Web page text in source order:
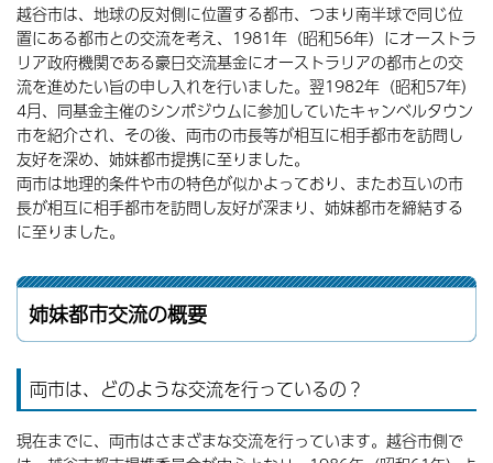
越谷市は、地球の反対側に位置する都市、つまり南半球で同じ位
置にある都市との交流を考え、1981年（昭和56年）にオーストラ
リア政府機関である豪日交流基金にオーストラリアの都市との交
流を進めたい旨の申し入れを行いました。翌1982年（昭和57年）
4月、同基金主催のシンポジウムに参加していたキャンベルタウン
市を紹介され、その後、両市の市長等が相互に相手都市を訪問し
友好を深め、姉妹都市提携に至りました。
両市は地理的条件や市の特色が似かよっており、またお互いの市
長が相互に相手都市を訪問し友好が深まり、姉妹都市を締結する
に至りました。
姉妹都市交流の概要
両市は、どのような交流を行っているの？
現在までに、両市はさまざまな交流を行っています。越谷市側で